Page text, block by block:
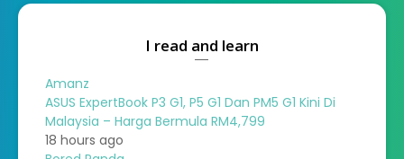
I read and learn
Amanz
ASUS ExpertBook P3 G1, P5 G1 Dan PM5 G1 Kini Di
Malaysia – Harga Bermula RM4,799
18 hours ago